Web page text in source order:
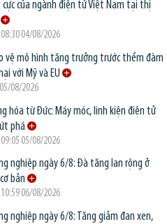
cực của ngành điện tử Việt Nam tại thị
04/08/2026
vệ mô hình tăng trưởng trước thềm đàm
với Mỹ và EU
08/2026
hóa từ Đức: Máy móc, linh kiện điện tử
phá
05/08/2026
nghiệp ngày 6/8: Đà tăng lan rộng ở
bản
06/08/2026
nghiệp ngày 6/8: Tăng giảm đan xen,